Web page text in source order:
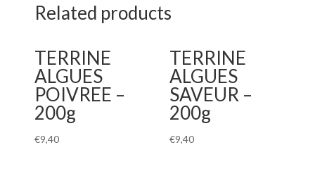
Related products
TERRINE
ALGUES
POIVREE –
200g
€9,40
TERRINE
ALGUES
SAVEUR –
200g
€9,40